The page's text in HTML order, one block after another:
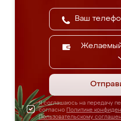
Я соглашаюсь на передачу
согласно Политике
Пользовательскому